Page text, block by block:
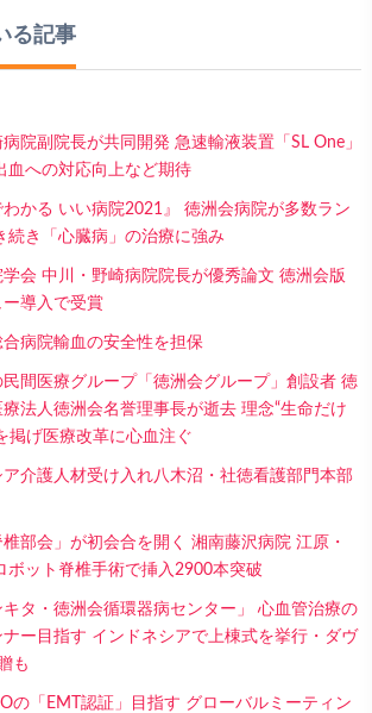
る記事
院副院長が共同開発 急速輸液装置「SL One」
血への対応向上など期待
わかる いい病院2021』 徳洲会病院が多数ラン
続き「心臓病」の治療に強み
会 中川・野崎病院院長が優秀論文 徳洲会版
ー導入で受賞
病院輸血の安全性を担保
民間医療グループ「徳洲会グループ」創設者 徳
療法人徳洲会名誉理事長が逝去 理念“生命だけ
掲げ医療改革に心血注ぐ
ア介護人材受け入れ八木沼・社徳看護部門本部
椎部会」が初会合を開く 湘南藤沢病院 江原・
ボット脊椎手術で挿入2900本突破
キタ・徳洲会循環器病センター」 心血管治療の
ナー目指す インドネシアで上棟式を挙行・ダヴ
も
の「EMT認証」目指す グローバルミーティン